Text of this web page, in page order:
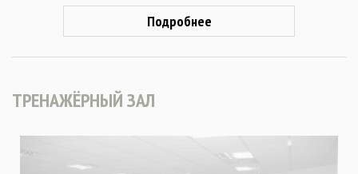
Подробнее
ТРЕНАЖЁРНЫЙ ЗАЛ